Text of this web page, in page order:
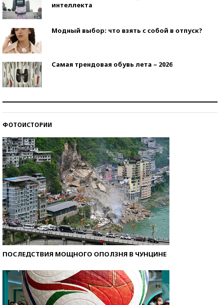
интеллекта
Модный выбор: что взять с собой в отпуск?
Самая трендовая обувь лета – 2026
ФОТОИСТОРИИ
ПОСЛЕДСТВИЯ МОЩНОГО ОПОЛЗНЯ В ЧУНЦИНЕ